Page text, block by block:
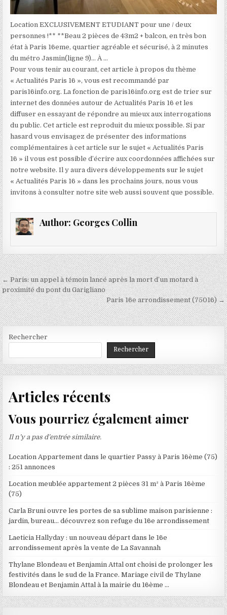
Location EXCLUSIVEMENT ETUDIANT pour une / deux
personnes !** **Beau 2 pièces de 43m2 + balcon, en très bon
état à Paris 16eme, quartier agréable et sécurisé, à 2 minutes
du métro Jasmin(ligne 9)… À …
Pour vous tenir au courant, cet article à propos du thème
« Actualités Paris 16 », vous est recommandé par
paris16info.org. La fonction de paris16info.org est de trier sur
internet des données autour de Actualités Paris 16 et les
diffuser en essayant de répondre au mieux aux interrogations
du public. Cet article est reproduit du mieux possible. Si par
hasard vous envisagez de présenter des informations
complémentaires à cet article sur le sujet « Actualités Paris
16 » il vous est possible d’écrire aux coordonnées affichées sur
notre website. Il y aura divers développements sur le sujet
« Actualités Paris 16 » dans les prochains jours, nous vous
invitons à consulter notre site web aussi souvent que possible.
Author: Georges Collin
Navigation
de
l’article
← Paris: un appel à témoin lancé après la mort d’un motard à
proximité du pont du Garigliano
Paris 16e arrondissement (75016) →
Rechercher
Rechercher
Articles récents
Vous pourriez également aimer
Il n’y a pas d’entrée similaire.
Location Appartement dans le quartier Passy à Paris 16ème (75)
: 251 annonces
Location meublée appartement 2 pièces 31 m² à Paris 16ème
(75)
Carla Bruni ouvre les portes de sa sublime maison parisienne :
jardin, bureau… découvrez son refuge du 16e arrondissement
Laeticia Hallyday : un nouveau départ dans le 16e
arrondissement après la vente de La Savannah
Thylane Blondeau et Benjamin Attal ont choisi de prolonger les
festivités dans le sud de la France. Mariage civil de Thylane
Blondeau et Benjamin Attal à la mairie du 16ème …